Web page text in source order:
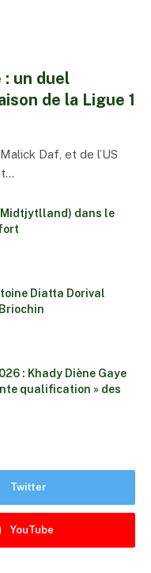
: un duel
de la Ligue 1
Daf, et de l’US
dans le
Diatta Dorival
: Khady Diène Gaye
qualification » des
Twitter
YouTube